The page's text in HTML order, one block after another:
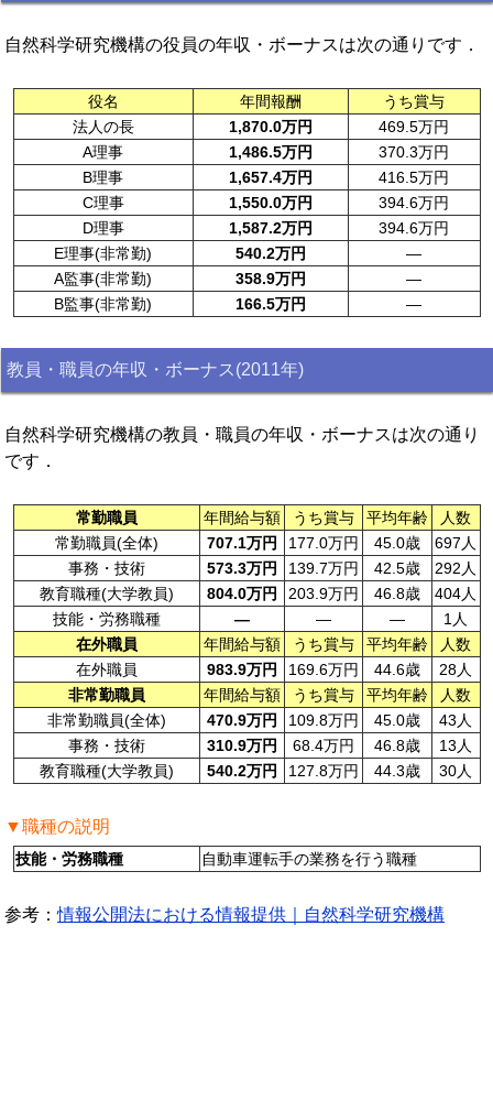
自然科学研究機構の役員の年収・ボーナスは次の通りです．
役名 年間報酬
うち賞与
法人の長
1,870.0万円
469.5万円
A理事
1,486.5万円
370.3万円
B理事
1,657.4万円
416.5万円
C理事
1,550.0万円
394.6万円
D理事
1,587.2万円
394.6万円
E理事(非常勤)
540.2万円
—
A監事(非常勤)
358.9万円
—
B監事(非常勤)
166.5万円 —
教員・職員の年収・ボーナス(2011年)
自然科学研究機構の教員・職員の年収・ボーナスは次の通り
です．
常勤職員 年間給与額 うち賞与 平均年齢
人数
常勤職員(全体)
707.1万円 177.0万円 45.0歳
697人
事務・技術
573.3万円 139.7万円 42.5歳
292人
教育職種(大学教員)
804.0万円 203.9万円 46.8歳
404人
技能・労務職種
— — —
1人
在外職員
年間給与額 うち賞与 平均年齢
人数
在外職員
983.9万円 169.6万円 44.6歳
28人
非常勤職員
年間給与額 うち賞与 平均年齢
人数
非常勤職員(全体)
470.9万円 109.8万円 45.0歳
43人
事務・技術
310.9万円 68.4万円 46.8歳
13人
教育職種(大学教員)
540.2万円 127.8万円 44.3歳 30人
▼職種の説明
技能・労務職種 自動車運転手の業務を行う職種
参考：情報公開法における情報提供｜自然科学研究機構